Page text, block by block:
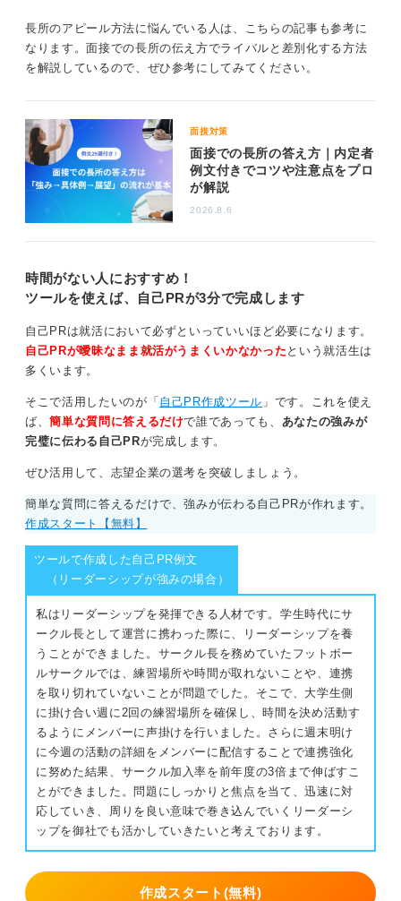
る」「完璧主義でスピードが落ちる」といった短所も存
在します。仕事ではチームワークやスピードが求められ
る場面もあるため、マイナスに捉えられる可能性もゼロ
して克服しようとしているか、どのように補っているか
を同時に伝えることで、マイナスなイメージだけで留ま
ることはなくなります。
たとえば、「こだわりすぎて時間がかかることもあるた
め、どこまでこだわるかを事前に決めたり、期限から逆
算して優先順位を決めたりしています」といったように
「自分の弱点を理解し、改善しようと努力している人
とが、あなたの成長意欲や自己分析力をアピールするチ
ャンスにもなることを忘れないでくださいね。
0
長所のアピール方法に悩んでいる人は、こちらの記事も参考に
なります。面接での長所の伝え方でライバルと差別化する方法
を解説しているので、ぜひ参考にしてみてください。
面接対策
面接での長所の答え方｜内定者
例文付きでコツや注意点をプロ
が解説
2026.8.6
時間がない人におすすめ！
ツールを使えば、自己PRが3分で完成します
自己PRは就活において必ずといっていいほど必要になります。
自己PRが曖昧なまま就活がうまくいかなかった という就活生は
多くいます。
そこで活用したいのが「 自己PR作成ツール 」です。これを使え
ば、簡単な質問に答えるだけで誰であっても、 あなたの強みが
完璧に伝わる自己PRが完成します。
ぜひ活用して、志望企業の選考を突破しましょう。
簡単な質問に答えるだけで、強みが伝わる自己PRが作れます。
作成スタート【無料】
ツールで作成した自己PR例文
（リーダーシップが強みの場合）
私はリーダーシップを発揮できる人材です。学生時代にサ
ークル長として運営に携わった際に、リーダーシップを養
うことができました。サークル長を務めていたフットボー
ルサークルでは、練習場所や時間が取れないことや、連携
を取り切れていないことが問題でした。そこで、大学生側
に掛け合い週に2回の練習場所を確保し、時間を決め活動す
るようにメンバーに声掛けを行いました。さらに週末明け
に今週の活動の詳細をメンバーに配信することで連携強化
に努めた結果、サークル加入率を前年度の3倍まで伸ばすこ
とができました。問題にしっかりと焦点を当て、迅速に対
応していき、周りを良い意味で巻き込んでいくリーダーシ
ップを御社でも活かしていきたいと考えております。
作成スタート(無料)